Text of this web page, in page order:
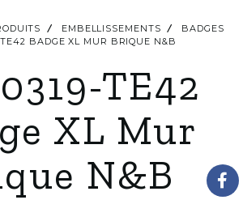
EMBELLISSEMENTS
BADGES
BADGE XL MUR BRIQUE N&B
TE42
XL Mur
N&B